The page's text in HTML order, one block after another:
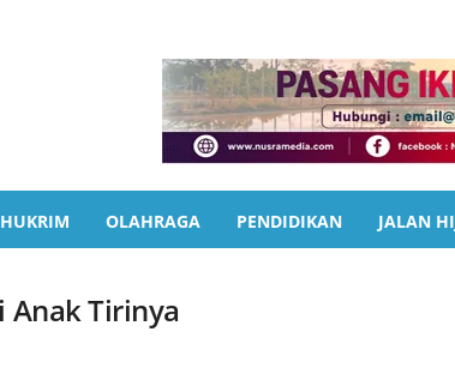
HUKRIM OLAHRAGA PENDIDIKAN JALAN
Anak Tirinya